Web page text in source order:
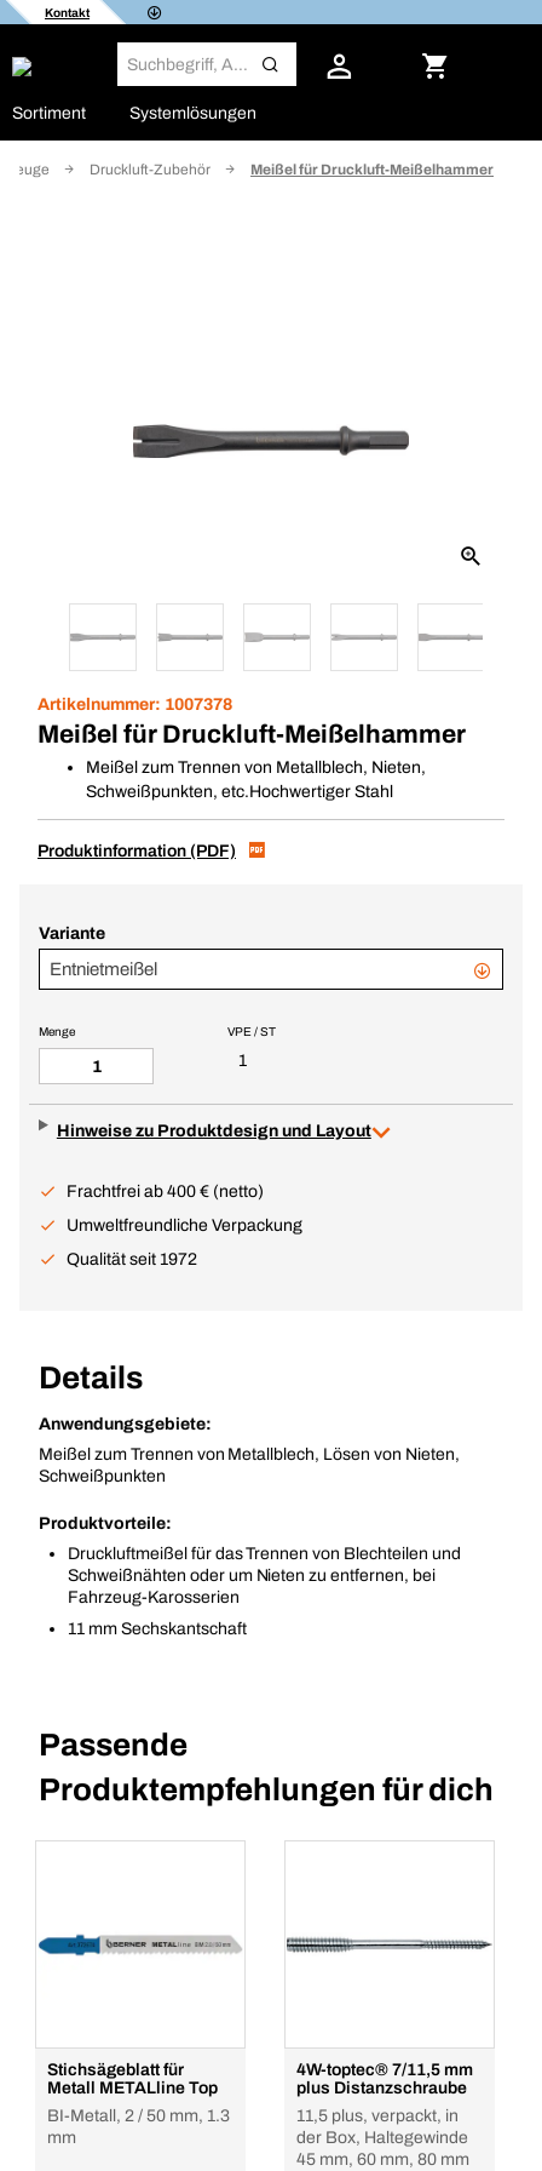
Kontakt
Sortiment Systemlösungen
Druckluft-Zubehör Meißel für Druckluft-Meißelhammer
Artikelnummer: 1007378
Meißel für Druckluft-Meißelhammer
Meißel zum Trennen von Metallblech, Nieten,
Schweißpunkten, etc.Hochwertiger Stahl
Produktinformation (PDF)
Variante
Entnietmeißel
VPE / ST
1
Menge
Hinweise zu Produktdesign und Layout
Frachtfrei ab 400 € (netto)
Umweltfreundliche Verpackung
Qualität seit 1972
Details
Anwendungsgebiete:
Meißel zum Trennen von Metallblech, Lösen von Nieten,
Schweißpunkten
Produktvorteile:
Druckluftmeißel für das Trennen von Blechteilen und
Schweißnähten oder um Nieten zu entfernen, bei
Fahrzeug-Karosserien
11 mm Sechskantschaft
Passende
Produktempfehlungen für dich
Stichsägeblatt für
Metall METALline Top
BI-Metall, 2 / 50 mm, 1.3
mm
4W-toptec® 7/11,5 mm
plus Distanzschraube
11,5 plus, verpackt, in
der Box, Haltegewinde
45 mm, 60 mm, 80 mm